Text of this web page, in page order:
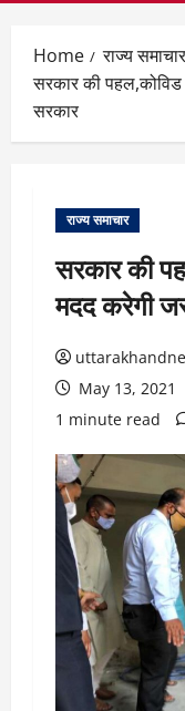
Home
राज्य समाचार
सरकार की
सरकार
राज्य समाचार
सरकार की
मदद करेगी
May 13, 2021
1 minute read